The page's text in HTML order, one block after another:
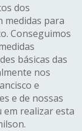
dos
medidas para
Conseguimos
básicas das
nos
e
e de nossas
em realizar esta